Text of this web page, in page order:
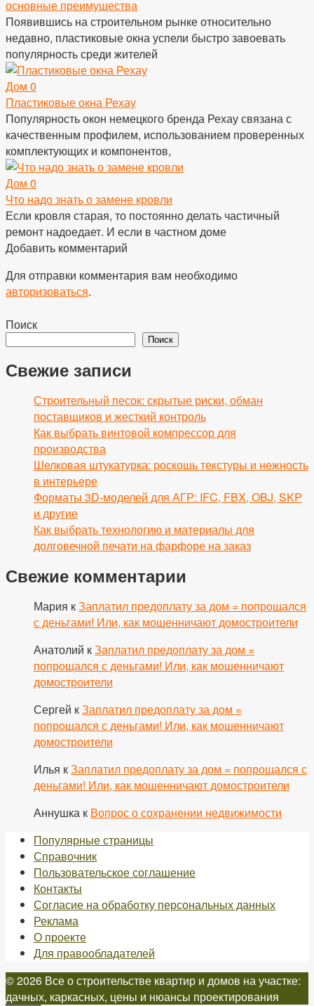
основные преимущества
Появившись на строительном рынке относительно
недавно, пластиковые окна успели быстро завоевать
популярность среди жителей
Дом 0
Пластиковые окна Рехау
Популярность окон немецкого бренда Рехау связана с
качественным профилем, использованием проверенных
комплектующих и компонентов,
Дом 0
Что надо знать о замене кровли
Если кровля старая, то постоянно делать частичный
ремонт надоедает. И если в частном доме
Добавить комментарий
Для отправки комментария вам необходимо
авторизоваться.
Поиск
Поиск
Свежие записи
Строительный песок: скрытые риски, обман
поставщиков и жесткий контроль
Как выбрать винтовой компрессор для
производства
Шелковая штукатурка: роскошь текстуры и нежность
в интерьере
Форматы 3D-моделей для АГР: IFC, FBX, OBJ, SKP
и другие
Как выбрать технологию и материалы для
долговечной печати на фарфоре на заказ
Свежие комментарии
Мария кЗаплатил предоплату за дом = попрощался
с деньгами! Или, как мошенничают домостроители
Анатолий кЗаплатил предоплату за дом =
попрощался с деньгами! Или, как мошенничают
домостроители
Сергей кЗаплатил предоплату за дом =
попрощался с деньгами! Или, как мошенничают
домостроители
Илья кЗаплатил предоплату за дом = попрощался с
деньгами! Или, как мошенничают домостроители
Аннушка к Вопрос о сохранении недвижимости
Популярные страницы
Справочник
Пользовательское соглашение
Контакты
Согласие на обработку персональных данных
Реклама
О проекте
Для правообладателей
© 2026 Все о строительстве квартир и домов на участке:
дачных, каркасных, цены и нюансы проектирования